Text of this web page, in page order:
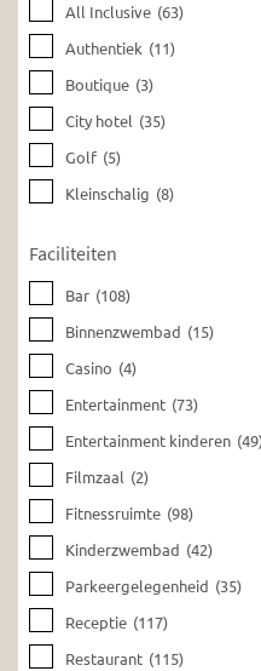
All Inclusive (63)
Authentiek (11)
Boutique (3)
City hotel (35)
Golf (5)
Kleinschalig (8)
Faciliteiten
Bar (108)
Binnenzwembad (15)
Casino (4)
Entertainment (73)
Entertainment kinderen
Filmzaal (2)
Fitnessruimte (98)
Kinderzwembad (42)
Parkeergelegenheid (35)
Receptie (117)
Restaurant (115)